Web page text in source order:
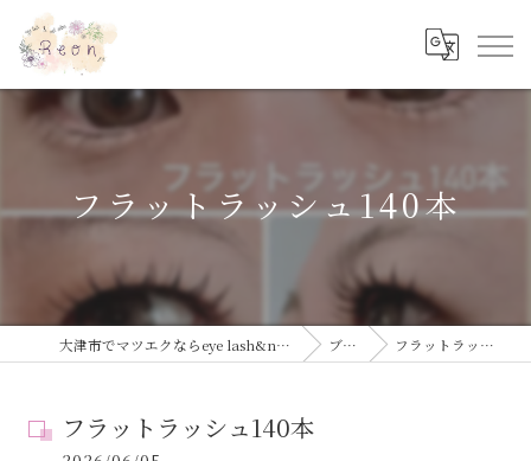
フラットラッシュ140本
大津市でマツエクならeye lash&nail salon Reon ブログ フラットラッシュ140本
フラットラッシュ140本